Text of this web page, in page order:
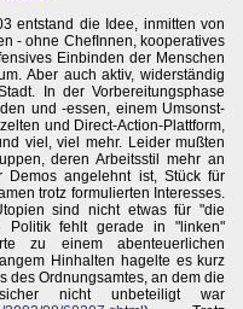
entstand die Idee, inmitten von
- ohne ChefInnen, kooperatives
Einbinden der Menschen
Aber auch aktiv, widerständig
In der Vorbereitungsphase
und -essen, einem Umsonst-
und Direct-Action-Plattform,
viel, viel mehr. Leider mußten
deren Arbeitsstil mehr an
Demos angelehnt ist, Stück für
trotz formulierten Interesses.
sind nicht etwas für "die
Politik fehlt gerade in "linken"
zu einem abenteuerlichen
Hinhalten hagelte es kurz
des Ordnungsamtes, an dem die
nicht unbeteiligt war